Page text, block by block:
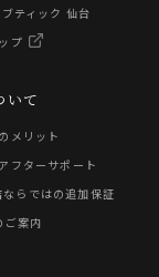
いて
メリット
フターサポート
らではの追加保証
ご案内
ティック 仙台
プ